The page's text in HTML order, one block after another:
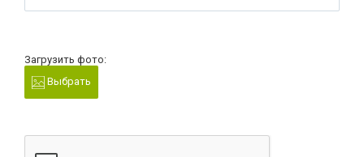
Загрузить фото:
Выбрать